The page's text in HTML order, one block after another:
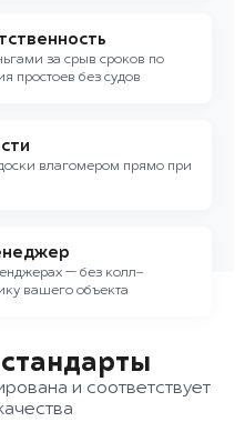
за срыв сроков по
простоев без судов
влагомером прямо при
— без колл-
вашего объекта
и соответствует